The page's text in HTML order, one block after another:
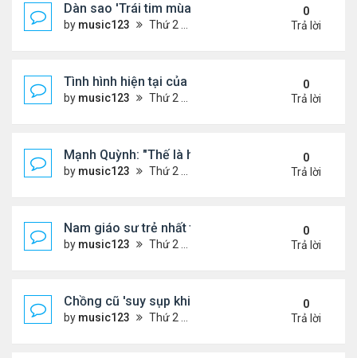
Dàn sao 'Trái tim mùa thu' sau 26 năm
by music123 Thứ 2 Tháng 8 03, 2026 7:09 pm
0
Trả lời
Tình hình hiện tại của Quang Lê
by music123 Thứ 2 Tháng 8 03, 2026 7:00 pm
0
Trả lời
Mạnh Quỳnh: "Thế là hết"
by music123 Thứ 2 Tháng 8 03, 2026 6:56 pm
0
Trả lời
Nam giáo sư trẻ nhất thế giới ở tuổi 18
by music123 Thứ 2 Tháng 8 03, 2026 6:50 pm
0
Trả lời
Chồng cũ 'suy sụp khi biết tin Nicole Kidman có
by music123 Thứ 2 Tháng 8 03, 2026 6:41 pm
0
Trả lời